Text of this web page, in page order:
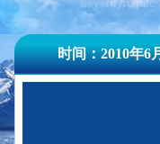
时间：2010年6